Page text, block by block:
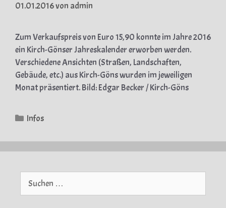
01.01.2016von admin
Zum Verkaufspreis von Euro 15,90 konnte im Jahre 2016
ein Kirch-Gönser Jahreskalender erworben werden.
Verschiedene Ansichten (Straßen, Landschaften,
Gebäude, etc.) aus Kirch-Göns wurden im jeweiligen
Monat präsentiert. Bild: Edgar Becker / Kirch-Göns
Kategorien
Infos
Suche